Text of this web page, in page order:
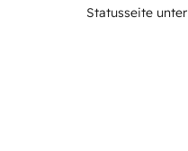
Statusseite unter